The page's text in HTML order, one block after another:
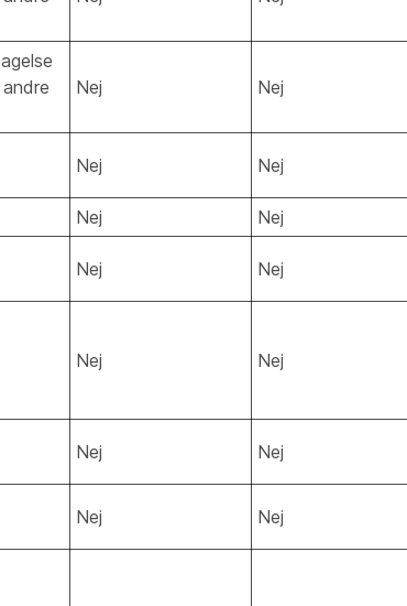
Nej Nej
Nej Nej
Nej Nej
Nej Nej
Nej Nej
Nej Nej
Nej Nej